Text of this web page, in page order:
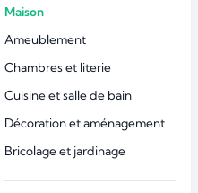
Maison
Ameublement
Chambres et literie
Cuisine et salle de bain
Décoration et aménagement
Bricolage et jardinage